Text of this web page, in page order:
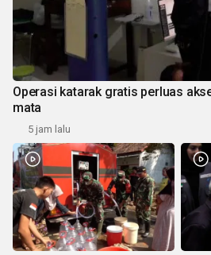
Operasi katarak gratis perluas
mata
5 jam lalu